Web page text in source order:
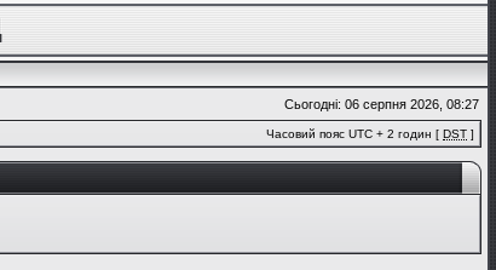
Сьогодні: 06 серпня 2026, 08:27
Часовий пояс UTC + 2 годин [ DST ]